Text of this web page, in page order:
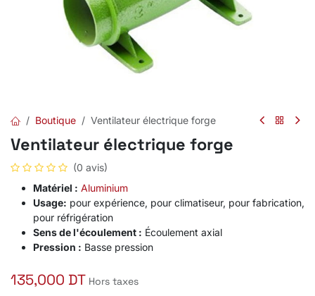
Boutique Ventilateur électrique forge
Ventilateur électrique forge
(0 avis)
Matériel : Aluminium
Usage: pour expérience, pour climatiseur, pour fabrication,
pour réfrigération
Sens de l'écoulement : Écoulement axial
Pression : Basse pression
135,000 DT Hors taxes